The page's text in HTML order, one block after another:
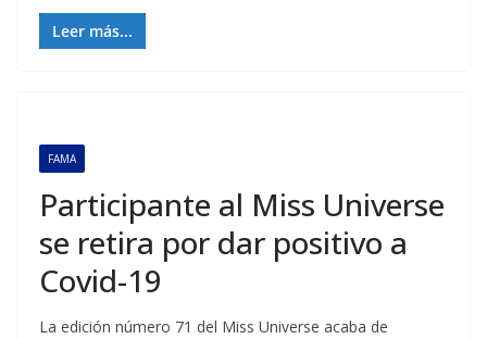
Leer más...
FAMA
Participante al Miss Universe
se retira por dar positivo a
Covid-19
La edición número 71 del Miss Universe acaba de